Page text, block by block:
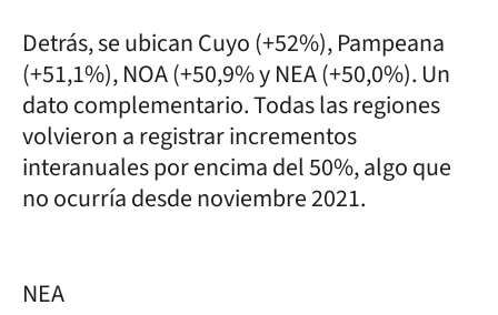
Detrás, se ubican Cuyo (+52%), Pampeana
(+51,1%), NOA (+50,9% y NEA (+50,0%). Un
dato complementario. Todas las regiones
volvieron a registrar incrementos
interanuales por encima del 50%, algo que
no ocurría desde noviembre 2021.
NEA